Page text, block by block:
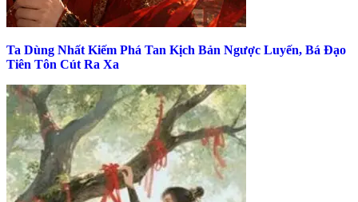
Ta Dùng Nhất Kiếm Phá Tan Kịch Bản Ngược Luyến, Bá Đạo
Tiên Tôn Cút Ra Xa